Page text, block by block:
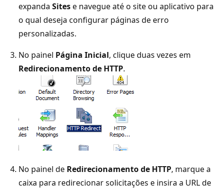
expanda Sitese navegue até o site ou aplicativo para
o qual deseja configurar páginas de erro
personalizadas.
No painel Página Inicial, clique duas vezes em
Redirecionamento de HTTP.
No painel de Redirecionamento de HTTP, marque a
caixa para redirecionar solicitações e insira a URL de